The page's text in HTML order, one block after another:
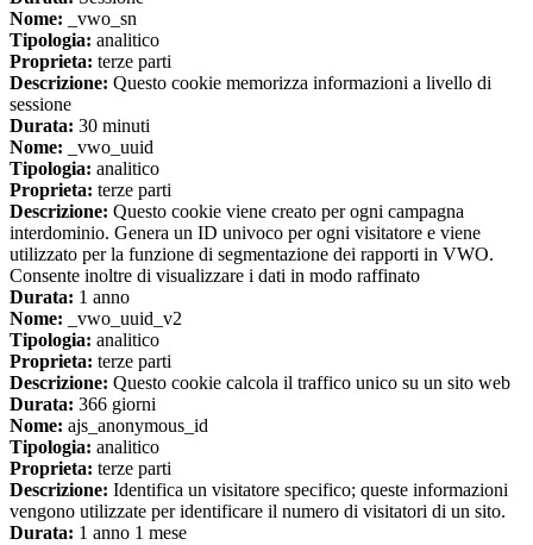
Nome: _vwo_sn
Tipologia: analitico
Proprieta: terze parti
Descrizione: Questo cookie memorizza informazioni a livello di
sessione
Durata: 30 minuti
Nome: _vwo_uuid
Tipologia: analitico
Proprieta: terze parti
Descrizione: Questo cookie viene creato per ogni campagna
interdominio. Genera un ID univoco per ogni visitatore e viene
utilizzato per la funzione di segmentazione dei rapporti in VWO.
Consente inoltre di visualizzare i dati in modo raffinato
Durata: 1 anno
Nome: _vwo_uuid_v2
Tipologia: analitico
Proprieta: terze parti
Descrizione: Questo cookie calcola il traffico unico su un sito web
Durata: 366 giorni
Nome: ajs_anonymous_id
Tipologia: analitico
Proprieta: terze parti
Descrizione: Identifica un visitatore specifico; queste informazioni
vengono utilizzate per identificare il numero di visitatori di un sito.
Durata: 1 anno 1 mese